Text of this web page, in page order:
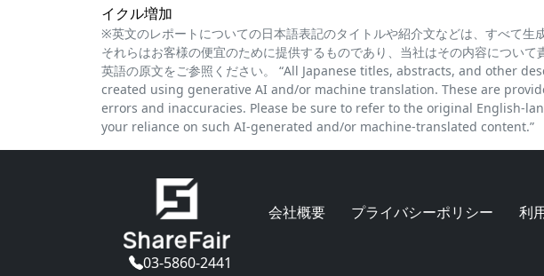
イクル増加
※英文のレポートについての日本語表記のタイトルや紹介文などは、すべて生
それらはお客様の便宜のために提供するものであり、当社はその内容につい
英語の原文をご参照ください。 “All Japanese titles, abstracts, and other
created using generative AI and/or machine translation. These are
errors and inaccuracies. Please be sure to refer to the original English-
your reliance on such AI-generated and/or machine-translated content.”
03-5860-2441
会社概要 プライバシーポリシー 利